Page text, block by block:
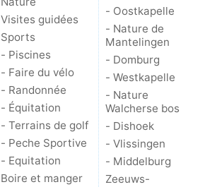
Visites guidées
Sports
- Piscines
- Faire du vélo
- Randonnée
- Équitation
- Terrains de golf
- Peche Sportive
- Equitation
Boire et manger
- Oostkapelle
- Nature de
Mantelingen
- Domburg
- Westkapelle
- Nature
Walcherse bos
- Dishoek
- Vlissingen
- Middelburg
Zeeuws-